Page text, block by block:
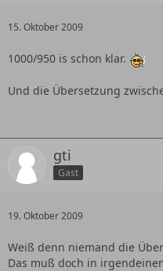
15. Oktober 2009
1000/950 is schon klar.
Und die Übersetzung
gti
Gast
19. Oktober 2009
Weiß denn niemand die
Das muß doch in